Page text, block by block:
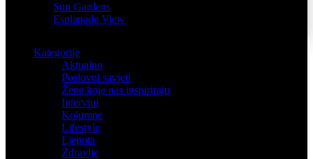
Sun Gardens
Esplanade View
Kategorije
Aktualno
Poslovni savjeti
Žene koje nas inspiriraju
Intervjui
Kolumne
Lifestyle
Ljepota
Zdravlje